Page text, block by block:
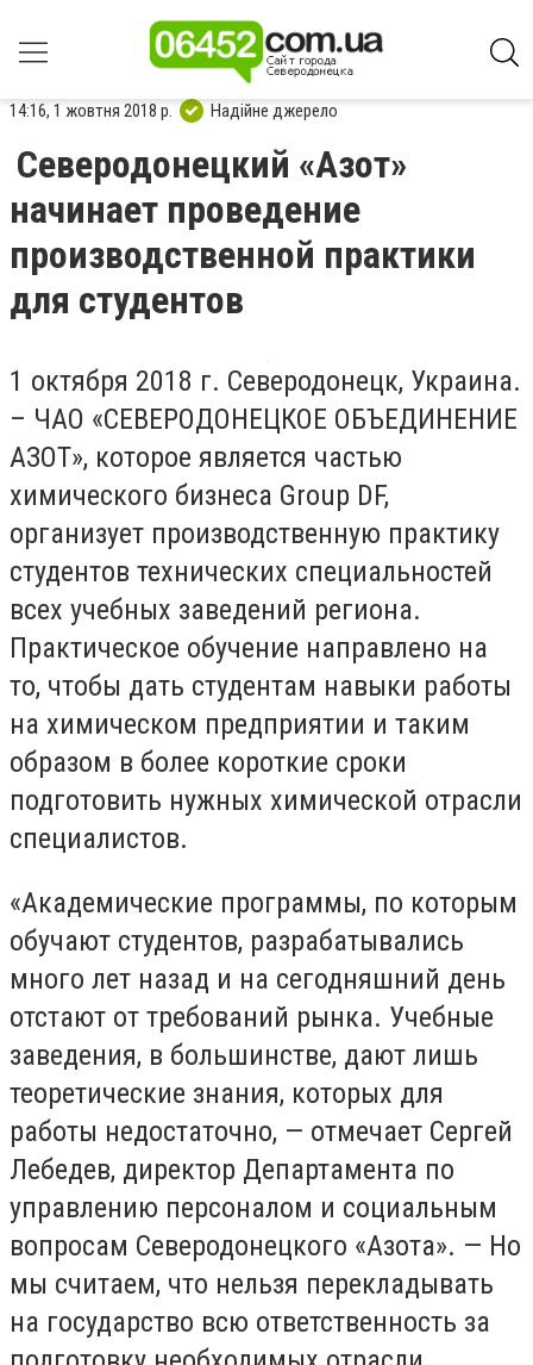
14:16, 1 жовтня 2018 р. Надійне джерело
Северодонецкий «Азот»
начинает проведение
производственной практики
для студентов
1 октября 2018 г. Северодонецк, Украина.
– ЧАО «СЕВЕРОДОНЕЦКОЕ ОБЪЕДИНЕНИЕ
АЗОТ», которое является частью
химического бизнеса Group DF,
организует производственную практику
студентов технических специальностей
всех учебных заведений региона.
Практическое обучение направлено на
то, чтобы дать студентам навыки работы
на химическом предприятии и таким
образом в более короткие сроки
подготовить нужных химической отрасли
специалистов.
«Академические программы, по которым
обучают студентов, разрабатывались
много лет назад и на сегодняшний день
отстают от требований рынка. Учебные
заведения, в большинстве, дают лишь
теоретические знания, которых для
работы недостаточно, — отмечает Сергей
Лебедев, директор Департамента по
управлению персоналом и социальным
вопросам Северодонецкого «Азота». — Но
мы считаем, что нельзя перекладывать
на государство всю ответственность за